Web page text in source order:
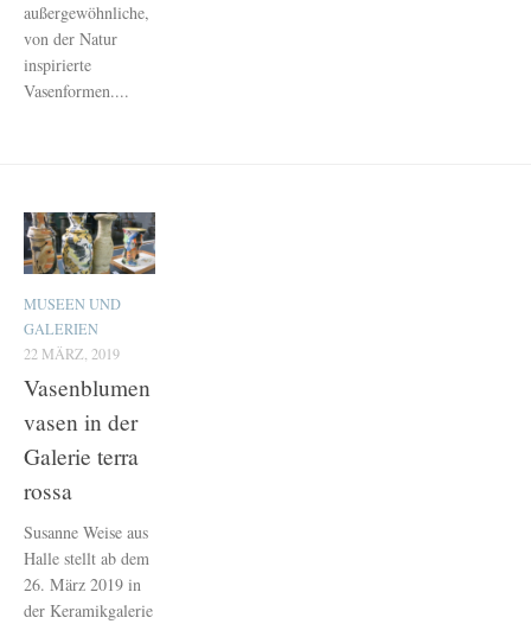
außergewöhnliche,
von der Natur
inspirierte
Vasenformen....
MUSEEN UND
GALERIEN
22 MÄRZ, 2019
Vasenblumen
vasen in der
Galerie terra
rossa
Susanne Weise aus
Halle stellt ab dem
26. März 2019 in
der Keramikgalerie